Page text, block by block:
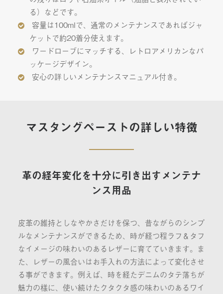
る）などです。
容量は100mlで、通常のメンテナンスであればジャ
ケットで約20着分使えます。
ワードローブにマッチする、レトロアメリカンなパ
ッケージデザイン。
安心の詳しいメンテナンスマニュアル付き。
マスタングペーストの詳しい特徴
革の経年変化を十分に引き出すメンテナ
ンス用品
皮革の維持としなやかさだけを保つ、昔ながらのシンプ
ルなメンテナンスができるため、時が経つ程ラフ＆タフ
なイメージの味わいのあるレザーに育てていきます。ま
た、レザーの風合いはお手入れの方法によって変化させ
る事ができます。例えば、時を経たデニムのタテ落ちが
魅力の様に、使い続けたクタクタ感の味わいのあるワイ